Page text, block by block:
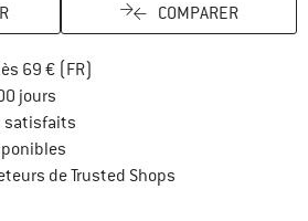
COMPARER
69 € (FR)
jours
satisfaits
de Trusted Shops